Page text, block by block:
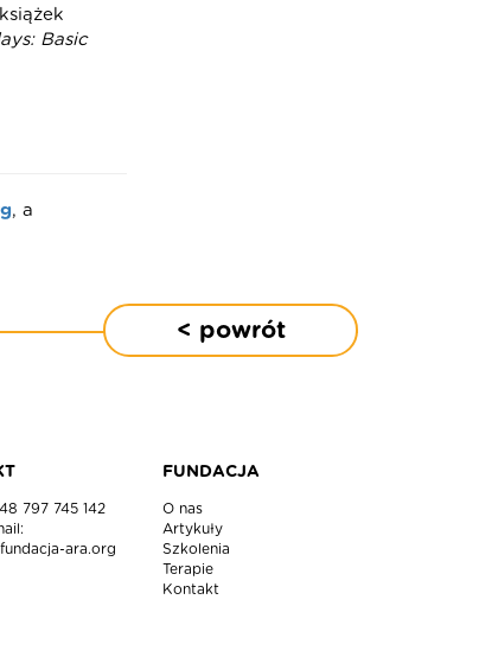
Basic
, a
< powrót
797 745 142
ara.org
FUNDACJA
O nas
Artykuły
Szkolenia
Terapie
Kontakt